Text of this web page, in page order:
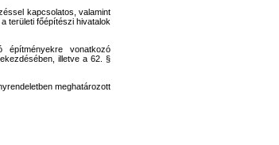
kapcsolatos, valamint
területi főépítészi hivatalok
építményekre vonatkozó
illetve a 62. §
meghatározott